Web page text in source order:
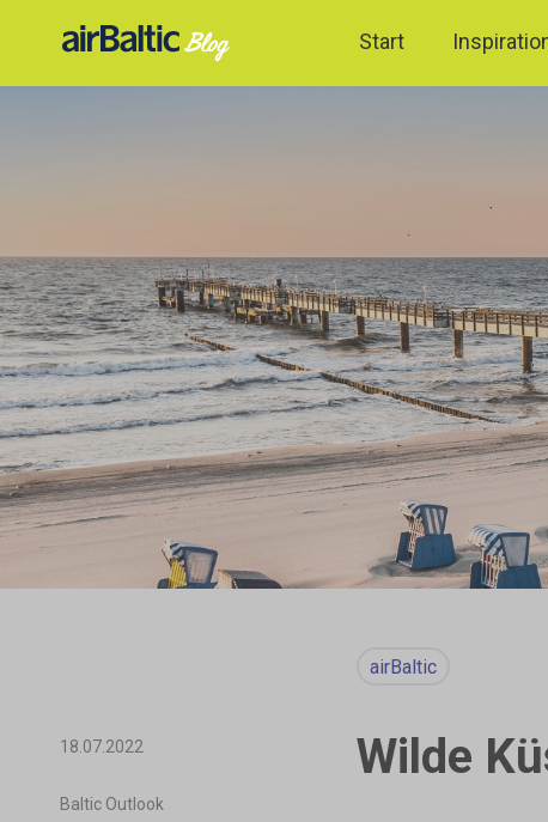
Start
18.07.2022
Baltic Outlook
airBaltic
Wilde